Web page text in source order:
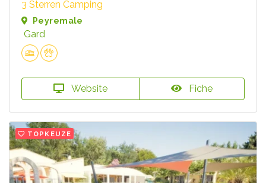
3 Sterren Camping
Peyremale
Gard
Website Fiche
TOPKEUZE